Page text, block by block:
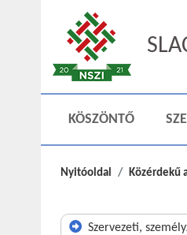
KÖSZÖNTŐ
Nyitóoldal Közérdekű
Szervezeti,